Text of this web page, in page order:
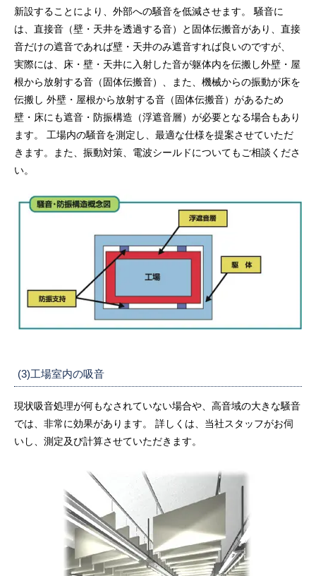
新設することにより、外部への騒音を低減させます。 騒音に
は、直接音（壁・天井を透過する音）と固体伝搬音があり、直接
音だけの遮音であれば壁・天井のみ遮音すれば良いのですが、
実際には、床・壁・天井に入射した音が躯体内を伝搬し外壁・屋
根から放射する音（固体伝搬音）、また、機械からの振動が床を
伝搬し 外壁・屋根から放射する音（固体伝搬音）があるため
壁・床にも遮音・防振構造（浮遮音層）が必要となる場合もあり
ます。 工場内の騒音を測定し、最適な仕様を提案させていただ
きます。また、振動対策、電波シールドについてもご相談くださ
い。
(3)工場室内の吸音
現状吸音処理が何もなされていない場合や、高音域の大きな騒音
では、非常に効果があります。 詳しくは、当社スタッフがお伺
いし、測定及び計算させていただきます。